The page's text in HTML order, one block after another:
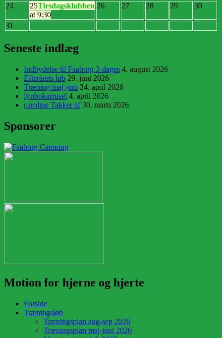
24 25Tirsdagsklubben
at 9:30
26 27 28 29 30
31
Seneste indlæg
Indbydelse til Faaborg 3-dages 4. august 2026
Efterårets løb 29. juni 2026
Træning maj-juni 24. april 2026
fynbokarrusel 4. april 2026
caroline Takker af 30. marts 2026
Sponsorer
Motion for hjerne og hjerte
Forside
Træningsløb
Træningsplan aug-sep 2026
Træningsplan maj-juni 2026